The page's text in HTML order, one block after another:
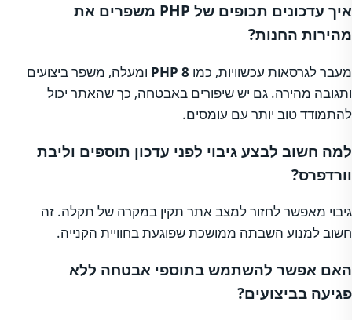
איך עדכונים תכופים של PHP משפרים את
מהירות החנות?
מעבר לגרסאות עכשוויות, כמו PHP 8 ומעלה, משפר ביצועים
ותגובה מהירה. גם יש שיפורים באבטחה, כך שהאתר יכול
להתמודד טוב יותר עם עומסים.
למה חשוב לבצע גיבוי לפני עדכון תוספים וליבת
וורדפרס?
גיבוי מאפשר לחזור למצב אתר תקין במקרה של תקלה. זה
חשוב למנוע השבתה ממושכת שפוגעת בחוויית הקנייה.
האם אפשר להשתמש בתוספי אבטחה ללא
פגיעה בביצועים?